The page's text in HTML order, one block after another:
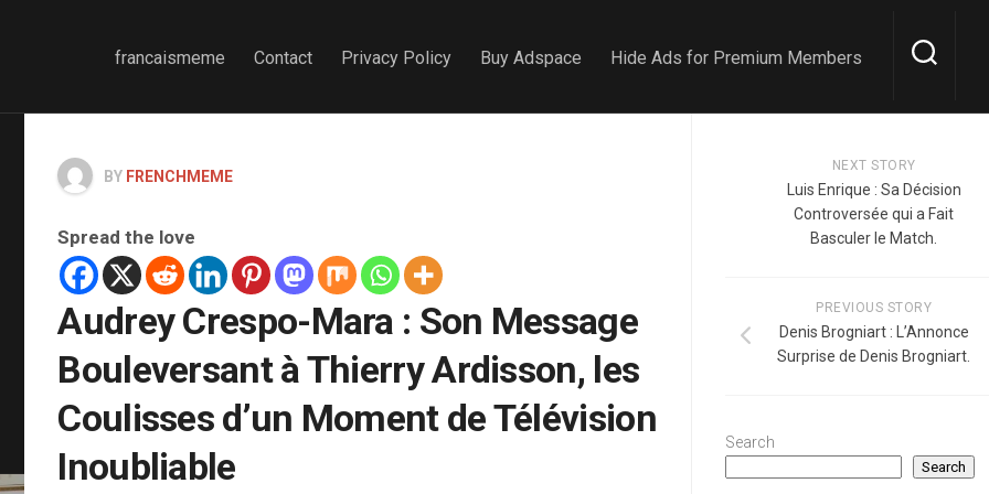
francaismeme Contact Privacy Policy Buy Adspace Hide Ads for Premium Members
BY FRENCHMEME
Spread the love
Audrey Crespo-Mara : Son Message
Bouleversant à Thierry Ardisson, les
Coulisses d’un Moment de Télévision
Inoubliable
NEXT STORY
Luis Enrique : Sa Décision
Controversée qui a Fait
Basculer le Match.
PREVIOUS STORY
Denis Brogniart : L’Annonce
Surprise de Denis Brogniart.
Search
Search